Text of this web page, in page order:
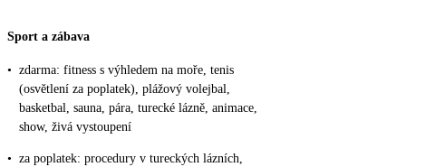
Sport a zábava
• zdarma: fitness s výhledem na moře, tenis
(osvětlení za poplatek), plážový volejbal,
basketbal, sauna, pára, turecké lázně, animace,
show, živá vystoupení
• za poplatek: procedury v tureckých lázních,